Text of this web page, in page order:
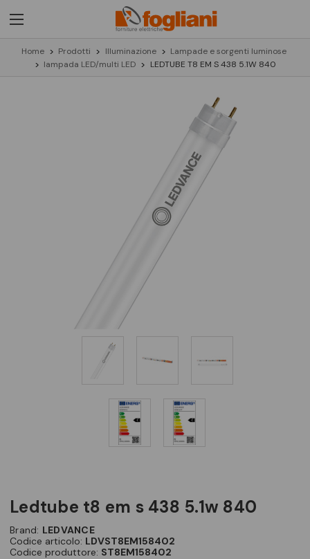
Home Prodotti Illuminazione
Lampade e sorgenti luminose
lampada LED/multi LED
LEDTUBE T8 EM S 438 5.1W 840
ledtube t8 em s 438 5.1w 840
Brand: LEDVANCE
Codice articolo: LDVST8EM158402
Codice produttore: ST8EM158402